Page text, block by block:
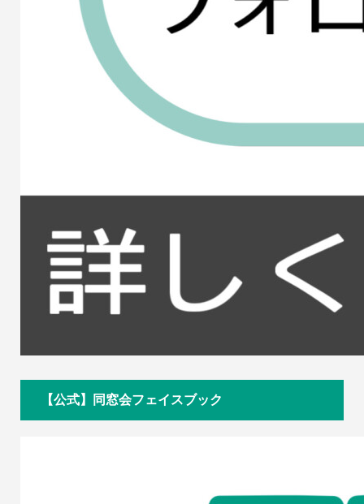
【公式】同窓会フェイスブック